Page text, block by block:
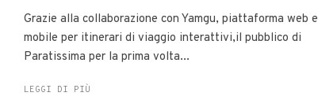
Grazie alla collaborazione con Yamgu, piattaforma web e
mobile per itinerari di viaggio interattivi,il pubblico di
Paratissima per la prima volta...
LEGGI DI PIÙ